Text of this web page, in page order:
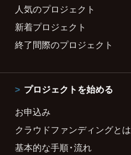
人気のプロジェクト
新着プロジェクト
終了間際のプロジェクト
プロジェクトを始める
お申込み
クラウドファンディングとは
基本的な手順・流れ